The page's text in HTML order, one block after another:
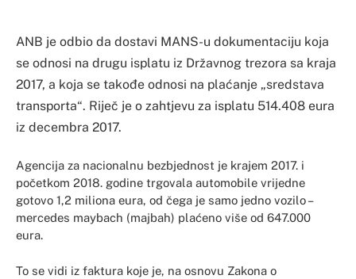
ANB je odbio da dostavi MANS-u dokumentaciju koja
se odnosi na drugu isplatu iz Državnog trezora sa kraja
2017, a koja se takođe odnosi na plaćanje „sredstava
transporta“. Riječ je o zahtjevu za isplatu 514.408 eura
iz decembra 2017.
Agencija za nacionalnu bezbjednost je krajem 2017. i
početkom 2018. godine trgovala automobile vrijedne
gotovo 1,2 miliona eura, od čega je samo jedno vozilo –
mercedes maybach (majbah) plaćeno više od 647.000
eura.
To se vidi iz faktura koje je, na osnovu Zakona o